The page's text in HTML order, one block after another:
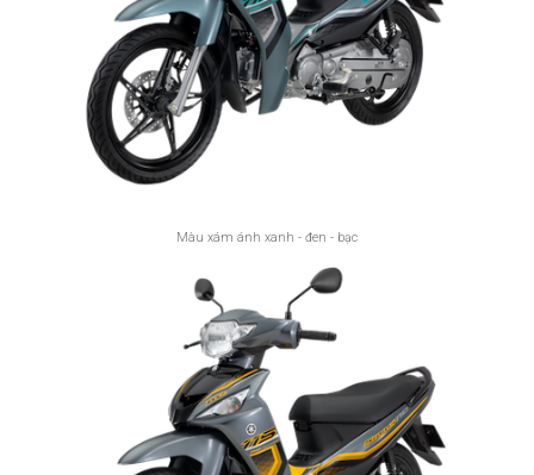
Màu xám ánh xanh - đen - bạc